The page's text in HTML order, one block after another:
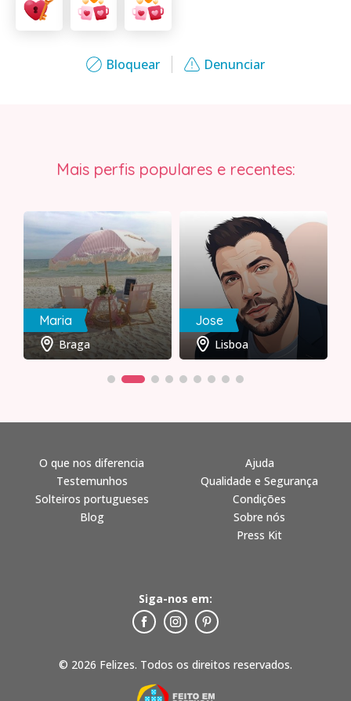
Bloquear Denunciar
Mais perfis populares e recentes:
Maria
Braga
Jose
Lisboa
© 2026 Felizes. Todos os direitos reservados.
O que nos diferencia
Testemunhos
Solteiros portugueses
Blog
Ajuda
Qualidade e Segurança
Condições
Sobre nós
Press Kit
Siga-nos em: